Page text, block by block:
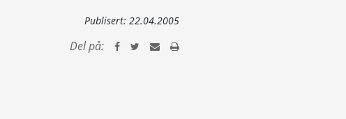
Publisert: 22.04.2005
Del på: